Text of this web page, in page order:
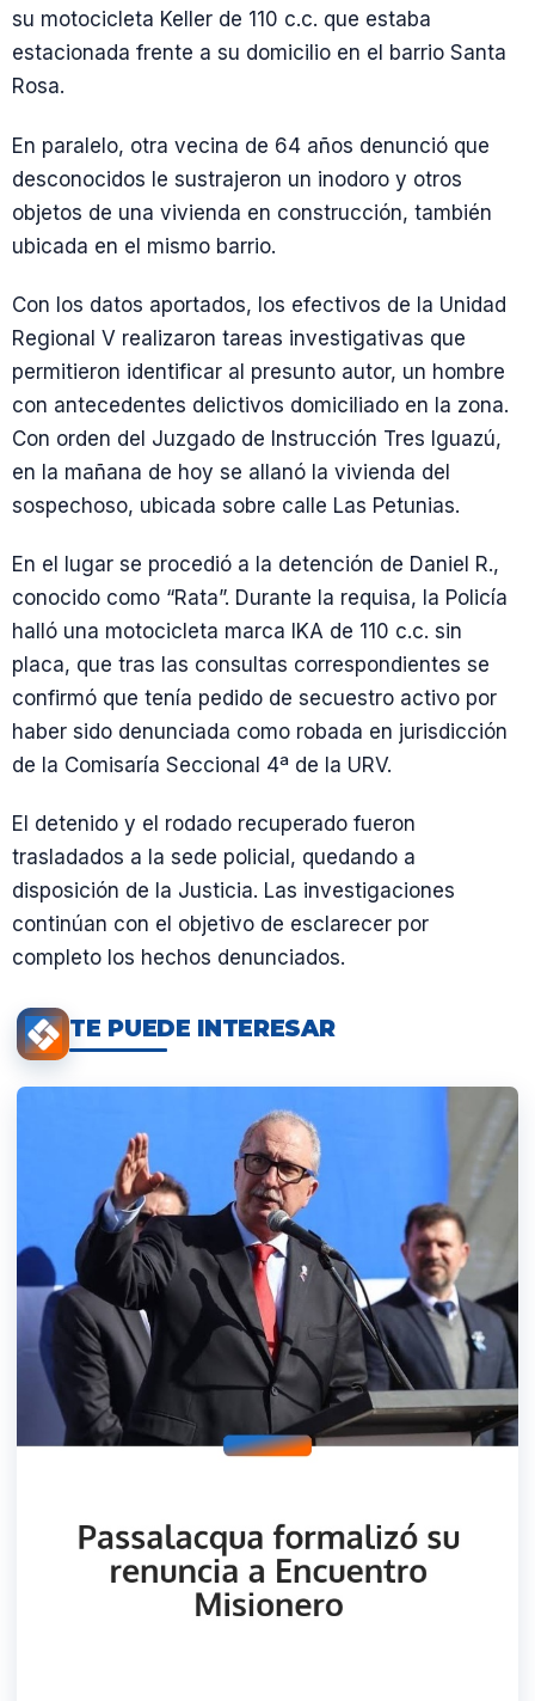
su motocicleta Keller de 110 c.c. que estaba
estacionada frente a su domicilio en el barrio Santa
Rosa.
En paralelo, otra vecina de 64 años denunció que
desconocidos le sustrajeron un inodoro y otros
objetos de una vivienda en construcción, también
ubicada en el mismo barrio.
Con los datos aportados, los efectivos de la Unidad
Regional V realizaron tareas investigativas que
permitieron identificar al presunto autor, un hombre
con antecedentes delictivos domiciliado en la zona.
Con orden del Juzgado de Instrucción Tres Iguazú,
en la mañana de hoy se allanó la vivienda del
sospechoso, ubicada sobre calle Las Petunias.
En el lugar se procedió a la detención de Daniel R.,
conocido como “Rata”. Durante la requisa, la Policía
halló una motocicleta marca IKA de 110 c.c. sin
placa, que tras las consultas correspondientes se
confirmó que tenía pedido de secuestro activo por
haber sido denunciada como robada en jurisdicción
de la Comisaría Seccional 4ª de la URV.
El detenido y el rodado recuperado fueron
trasladados a la sede policial, quedando a
disposición de la Justicia. Las investigaciones
continúan con el objetivo de esclarecer por
completo los hechos denunciados.
TE PUEDE INTERESAR